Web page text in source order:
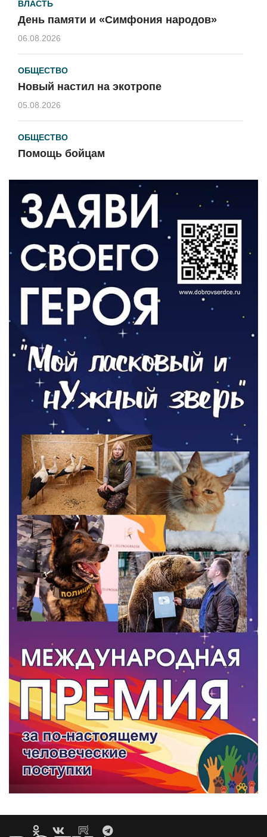
ВЛАСТЬ
День памяти и «Симфония народов»
06.08.2026
ОБЩЕСТВО
Новый настил на экотропе
05.08.2026
ОБЩЕСТВО
Помощь бойцам
ВЛАСТЬ
«Второй старт» для ветеранов СВО
РАЗЪЯСНЯЕМ
Контракт с новой выплатой
05.08.2026